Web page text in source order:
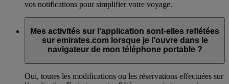
vos notifications pour simplifier votre voyage.
Mes activités sur l’application sont-elles reflétées
sur emirates.com lorsque je l’ouvre dans le
navigateur de mon téléphone portable ?
Oui, toutes les modifications ou les réservations effectuées sur